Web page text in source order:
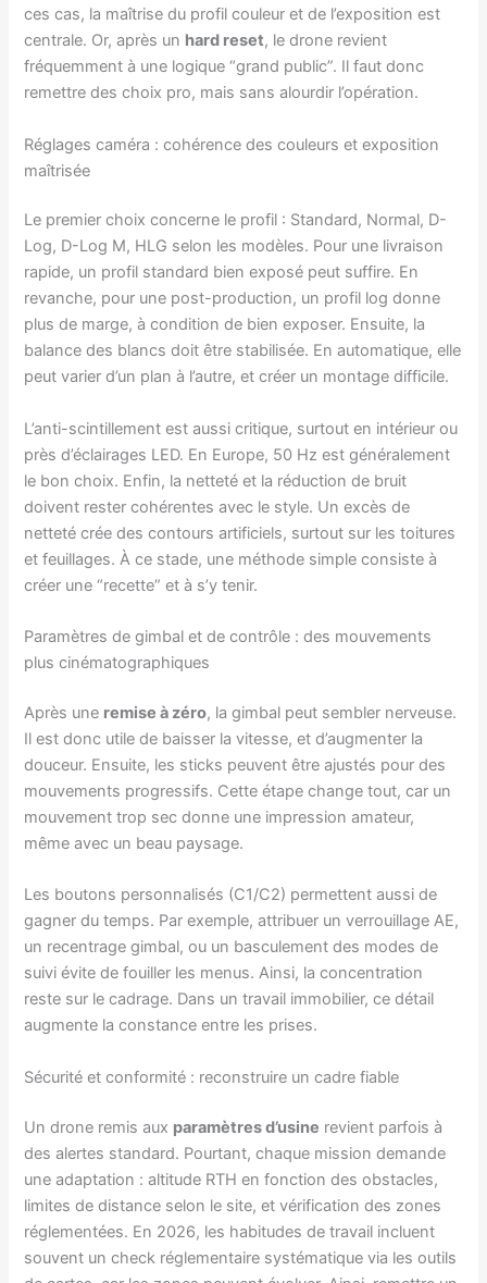
ces cas, la maîtrise du profil couleur et de l’exposition est
centrale. Or, après un hard reset, le drone revient
fréquemment à une logique “grand public”. Il faut donc
remettre des choix pro, mais sans alourdir l’opération.
Réglages caméra : cohérence des couleurs et exposition
maîtrisée
Le premier choix concerne le profil : Standard, Normal, D-
Log, D-Log M, HLG selon les modèles. Pour une livraison
rapide, un profil standard bien exposé peut suffire. En
revanche, pour une post-production, un profil log donne
plus de marge, à condition de bien exposer. Ensuite, la
balance des blancs doit être stabilisée. En automatique, elle
peut varier d’un plan à l’autre, et créer un montage difficile.
L’anti-scintillement est aussi critique, surtout en intérieur ou
près d’éclairages LED. En Europe, 50 Hz est généralement
le bon choix. Enfin, la netteté et la réduction de bruit
doivent rester cohérentes avec le style. Un excès de
netteté crée des contours artificiels, surtout sur les toitures
et feuillages. À ce stade, une méthode simple consiste à
créer une “recette” et à s’y tenir.
Paramètres de gimbal et de contrôle : des mouvements
plus cinématographiques
Après une remise à zéro, la gimbal peut sembler nerveuse.
Il est donc utile de baisser la vitesse, et d’augmenter la
douceur. Ensuite, les sticks peuvent être ajustés pour des
mouvements progressifs. Cette étape change tout, car un
mouvement trop sec donne une impression amateur,
même avec un beau paysage.
Les boutons personnalisés (C1/C2) permettent aussi de
gagner du temps. Par exemple, attribuer un verrouillage AE,
un recentrage gimbal, ou un basculement des modes de
suivi évite de fouiller les menus. Ainsi, la concentration
reste sur le cadrage. Dans un travail immobilier, ce détail
augmente la constance entre les prises.
Sécurité et conformité : reconstruire un cadre fiable
Un drone remis aux paramètres d’usine revient parfois à
des alertes standard. Pourtant, chaque mission demande
une adaptation : altitude RTH en fonction des obstacles,
limites de distance selon le site, et vérification des zones
réglementées. En 2026, les habitudes de travail incluent
souvent un check réglementaire systématique via les outils